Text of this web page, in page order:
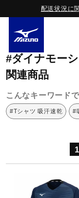
配送状況に
スニーカー
ライフス
ランニン
サッカー
ミズノ公式オンライン
#ダイナモー
関連商品
こんなキーワード
#Tシャツ 吸汗速乾 #
1